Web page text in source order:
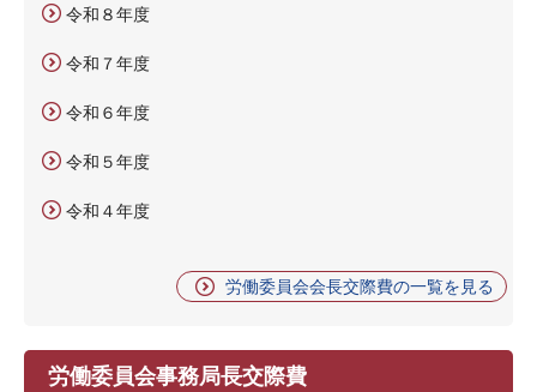
令和８年度
令和７年度
令和６年度
令和５年度
令和４年度
労働委員会会長交際費の一覧を見る
労働委員会事務局長交際費